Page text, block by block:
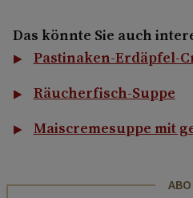
Das könnte Sie auch
Pastinaken-Erdäpfel-
Räucherfisch-Suppe
Maiscremesuppe mit
ABO